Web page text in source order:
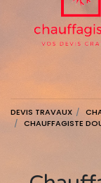
DEVIS TRAVAUX
CHAUFFAGISTE